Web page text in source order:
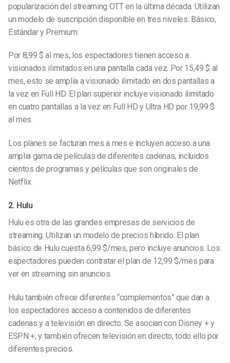
popularización del streaming OTT en la última década. Utilizan
un modelo de suscripción disponible en tres niveles: Básico,
Estándar y Premium.
Por 8,99 $ al mes, los espectadores tienen acceso a
visionados ilimitados en una pantalla cada vez. Por 15,49 $ al
mes, esto se amplía a visionado ilimitado en dos pantallas a
la vez en Full HD. El plan superior incluye visionado ilimitado
en cuatro pantallas a la vez en Full HD y Ultra HD por 19,99 $
al mes.
Los planes se facturan mes a mes e incluyen acceso a una
amplia gama de películas de diferentes cadenas, incluidos
cientos de programas y películas que son originales de
Netflix.
2. Hulu
Hulu es otra de las grandes empresas de servicios de
streaming. Utilizan un modelo de precios híbrido. El plan
básico de Hulu cuesta 6,99 $/mes, pero incluye anuncios. Los
espectadores pueden contratar el plan de 12,99 $/mes para
ver en streaming sin anuncios.
Hulu también ofrece diferentes “complementos” que dan a
los espectadores acceso a contenidos de diferentes
cadenas y a televisión en directo. Se asocian con Disney + y
ESPN +, y también ofrecen televisión en directo, todo ello por
diferentes precios.